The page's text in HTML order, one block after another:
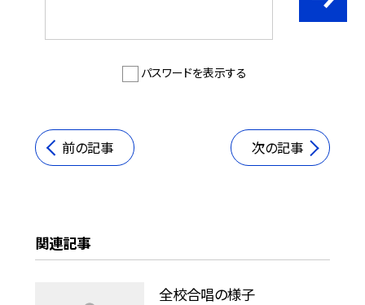
パスワードを表示する
前の記事 次の記事
関連記事
全校合唱の様子